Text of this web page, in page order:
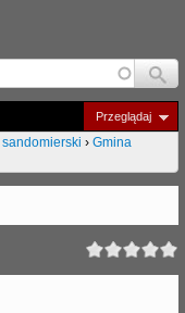
Przeglądaj
sandomierski › Gmina